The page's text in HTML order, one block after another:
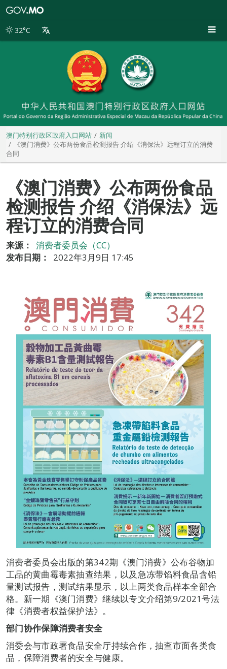
别
32°C
澳门特别行政区政府入口网站
新闻
《澳门消费》公布两份食品检测报告 介绍《消保法》远程订立的消费
合同
《澳门消费》公布两份食品
检测报告 介绍《消保法》远
程订立的消费合同
来源：
消费者委员会（CC）
发布日期：
2022年3月9日 17:45
消费者委员会出版的第342期《澳门消费》公布谷物加
工品的黄曲霉毒素抽查结果，以及急冻带馅料食品含铅
量测试报告，测试结果显示，以上两类食品样本全部合
格。新一期《澳门消费》继续以专文介绍第9/2021号法
律《消费者权益保护法》。
部门协作保障消费者安全
消委会与市政署食品安全厅持续合作，抽查市面各类食
品，保障消费者的安全与健康。